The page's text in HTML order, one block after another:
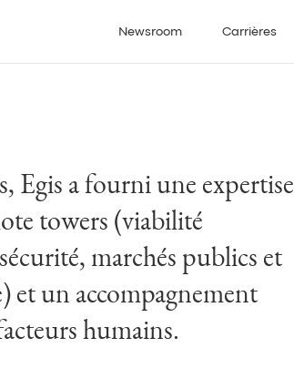
Newsroom Carrières
Egis a fourni une expertise
towers (viabilité
marchés publics et
et un accompagnement
humains.